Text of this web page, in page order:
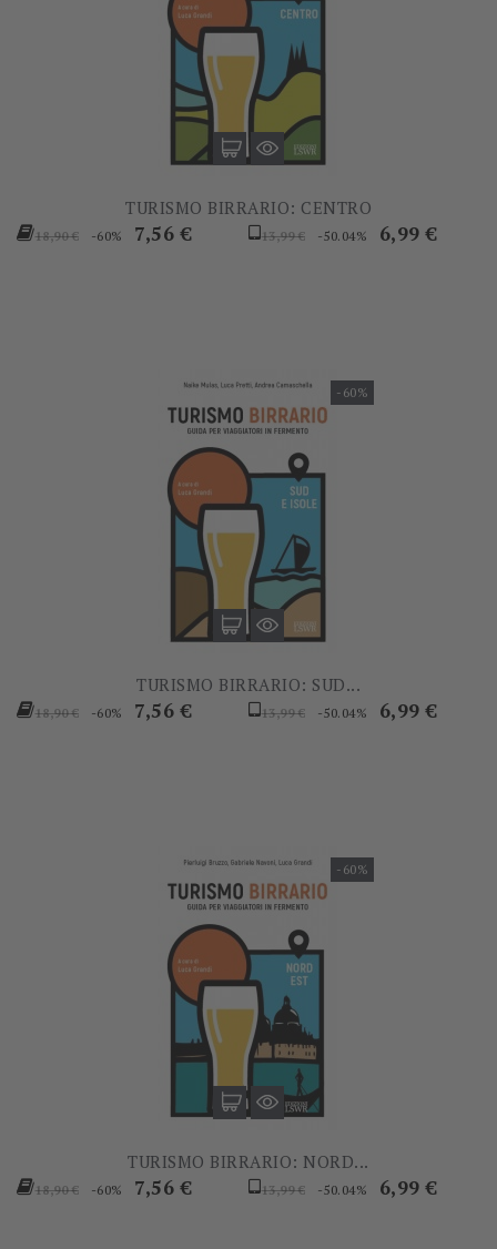
TURISMO BIRRARIO: CENTRO
Prezzo
18,90 € -60% Prezzo
7,56 €
Prezzo
13,99 € -50.04% Prezzo
6,99 €
-60%
TURISMO BIRRARIO: SUD...
Prezzo
18,90 € -60% Prezzo
7,56 €
Prezzo
13,99 € -50.04% Prezzo
6,99 €
-60%
TURISMO BIRRARIO: NORD...
Prezzo
18,90 € -60% Prezzo
7,56 €
Prezzo
13,99 € -50.04% Prezzo
6,99 €